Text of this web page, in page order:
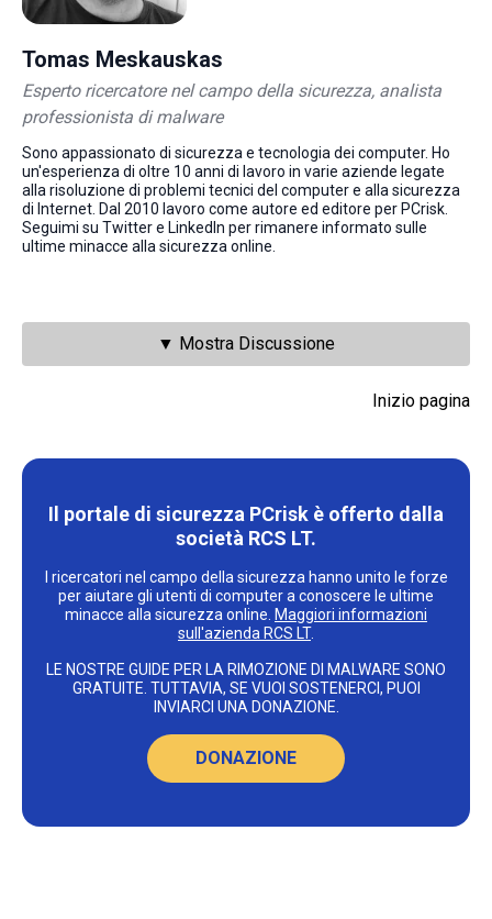
Tomas Meskauskas
Esperto ricercatore nel campo della sicurezza, analista
professionista di malware
Sono appassionato di sicurezza e tecnologia dei computer. Ho
un'esperienza di oltre 10 anni di lavoro in varie aziende legate
alla risoluzione di problemi tecnici del computer e alla sicurezza
di Internet. Dal 2010 lavoro come autore ed editore per PCrisk.
Seguimi su Twitter e LinkedIn per rimanere informato sulle
ultime minacce alla sicurezza online.
▼ Mostra Discussione
Inizio pagina
Il portale di sicurezza PCrisk è offerto dalla
società RCS LT.
I ricercatori nel campo della sicurezza hanno unito le forze
per aiutare gli utenti di computer a conoscere le ultime
minacce alla sicurezza online. Maggiori informazioni
sull'azienda RCS LT.
LE NOSTRE GUIDE PER LA RIMOZIONE DI MALWARE SONO
GRATUITE. TUTTAVIA, SE VUOI SOSTENERCI, PUOI
INVIARCI UNA DONAZIONE.
DONAZIONE